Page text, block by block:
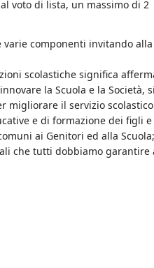
voto di lista, un massimo di 2
componenti invitando alla
scolastiche significa
la Scuola e la Società,
migliorare il servizio
e di formazione dei figli
ai Genitori ed alla
che tutti dobbiamo garantire